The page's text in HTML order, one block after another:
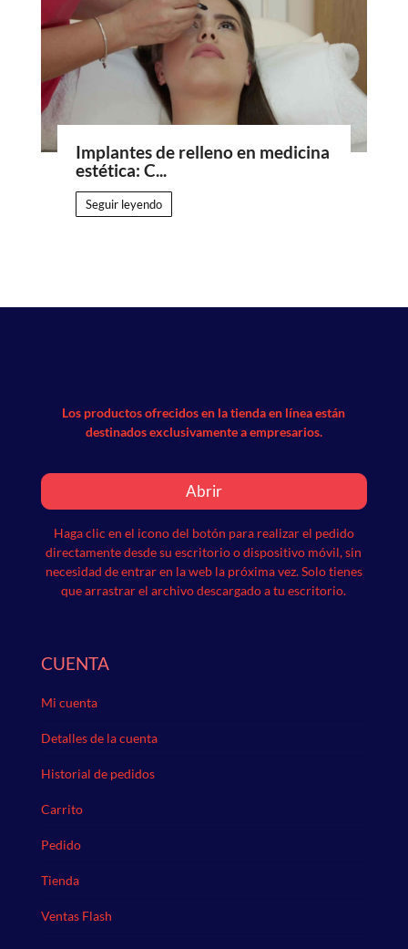
Implantes de relleno en medicina
estética: C...
Seguir leyendo
Los productos ofrecidos en la tienda en línea están
destinados exclusivamente a empresarios.
Abrir
Haga clic en el icono del botón para realizar el pedido
directamente desde su escritorio o dispositivo móvil, sin
necesidad de entrar en la web la próxima vez.Solo tienes
que arrastrar el archivo descargado a tu escritorio.
CUENTA
Mi cuenta
Detalles de la cuenta
Historial de pedidos
Carrito
Pedido
Tienda
Ventas Flash